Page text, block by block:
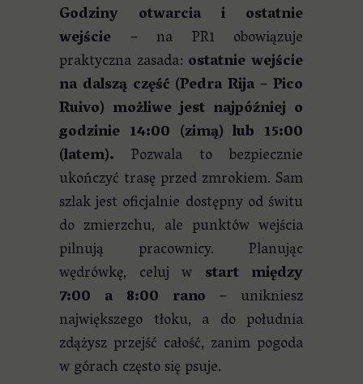
Godziny otwarcia i ostatnie
wejście – na PR1 obowiązuje
praktyczna zasada: ostatnie wejście
na dalszą część (Pedra Rija – Pico
Ruivo) możliwe jest najpóźniej o
godzinie 14:00 (zimą) lub 15:00
(latem). Pozwala to bezpiecznie
ukończyć trasę przed zmrokiem. Sam
szlak jest oficjalnie dostępny od świtu
do zmierzchu, ale punktów wejścia
pilnują pracownicy. Planując
wędrówkę, celuj w start między
7:00 a 8:00 rano – unikniesz
największego tłoku, a do południa
zdążysz przejść całość, zanim pogoda
w górach często się psuje.